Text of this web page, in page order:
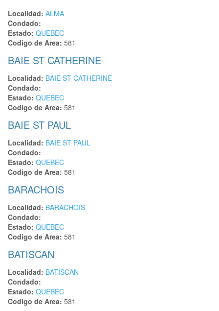
Localidad: ALMA
Condado:
Estado: QUEBEC
Codigo de Area: 581
BAIE ST CATHERINE
Localidad: BAIE ST CATHERINE
Condado:
Estado: QUEBEC
Codigo de Area: 581
BAIE ST PAUL
Localidad: BAIE ST PAUL
Condado:
Estado: QUEBEC
Codigo de Area: 581
BARACHOIS
Localidad: BARACHOIS
Condado:
Estado: QUEBEC
Codigo de Area: 581
BATISCAN
Localidad: BATISCAN
Condado:
Estado: QUEBEC
Codigo de Area: 581